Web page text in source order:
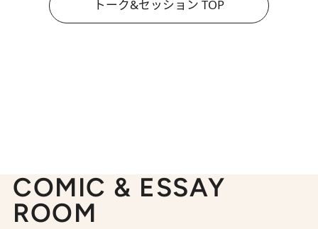
トーク&セッション TOP
COMIC & ESSAY
ROOM